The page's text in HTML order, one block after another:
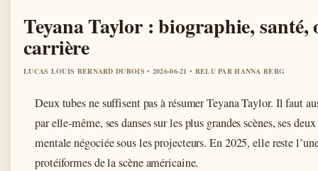
Teyana Taylor : biographie, santé,
carrière
LUCAS LOUIS BERNARD DUBOIS • 2026-06-21 • RELU PAR HANNA BERG
Deux tubes ne suffisent pas à résumer Teyana Taylor. Il faut
par elle-même, ses danses sur les plus grandes scènes, ses
mentale négociée sous les projecteurs. En 2025, elle reste
protéiformes de la scène américaine.